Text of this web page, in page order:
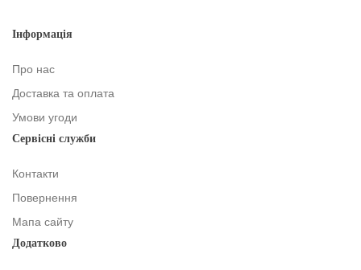
Інформація
Про нас
Доставка та оплата
Умови угоди
Сервісні служби
Контакти
Повернення
Мапа сайту
Додатково